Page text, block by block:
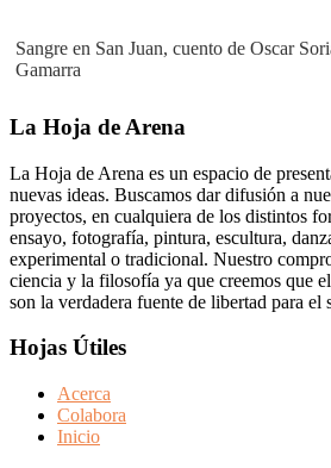
Sangre en San Juan, cuento de Oscar
Gamarra
Footer
La Hoja de Arena
La Hoja de Arena es un espacio de
nuevas ideas. Buscamos dar difusión a
proyectos, en cualquiera de los distintos
ensayo, fotografía, pintura, escultura,
experimental o tradicional. Nuestro
ciencia y la filosofía ya que creemos que
son la verdadera fuente de libertad para el
Hojas Útiles
Acerca
Colabora
Inicio